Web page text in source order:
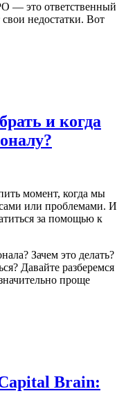
— это ответственный
недостатки. Вот
и когда
момент, когда мы
или проблемами. И
за помощью к
Зачем это делать?
Давайте разберемся
проще
Brain: